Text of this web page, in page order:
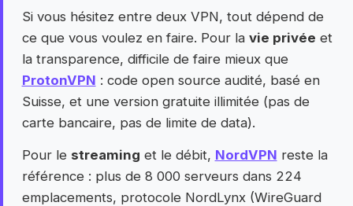
Si vous hésitez entre deux VPN, tout dépend de
ce que vous voulez en faire. Pour la vie privée et
la transparence, difficile de faire mieux que
ProtonVPN : code open source audité, basé en
Suisse, et une version gratuite illimitée (pas de
carte bancaire, pas de limite de data).
Pour le streaming et le débit, NordVPN reste la
référence : plus de 8 000 serveurs dans 224
emplacements, protocole NordLynx (WireGuard